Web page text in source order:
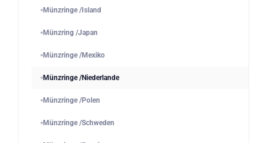
Münzringe /Island
Münzring /Japan
Münzringe /Mexiko
Münzringe /Niederlande
Münzringe /Polen
Münzringe /Schweden